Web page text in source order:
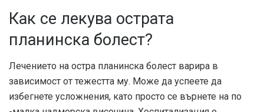
Как се лекува острата
планинска болест?
Лечението на остра планинска болест варира в
зависимост от тежестта му. Може да успеете да
избегнете усложнения, като просто се върнете на по